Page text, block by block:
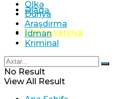
Əlaqə
Köhnə versiya
Ölkə
Dünya
Araşdırma
İdman
Kriminal
No Result
View All Result